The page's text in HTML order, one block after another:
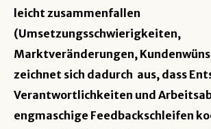
leicht zusammenfallen
(Umsetzungsschwierigkeiten,
Marktveränderungen,
zeichnet sich dadurch aus, dass
Verantwortlichkeiten und
engmaschige Feedbackschleifen